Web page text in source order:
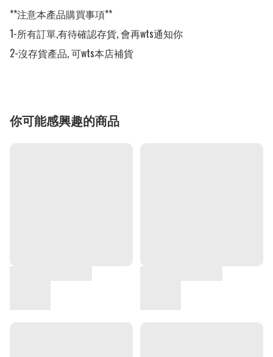
**注意本產品購買事項**
1-所有訂單,有待確認存貨, 會再wts通知你
2-沒存貨產品, 可wts本店補貨
你可能感興趣的商品